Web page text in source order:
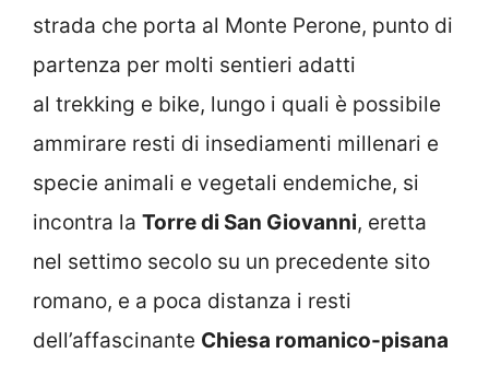
strada che porta al Monte Perone, punto di
partenza per molti sentieri adatti
al trekking e bike, lungo i quali è possibile
ammirare resti di insediamenti millenari e
specie animali e vegetali endemiche, si
incontra la Torre di San Giovanni, eretta
nel settimo secolo su un precedente sito
romano, e a poca distanza i resti
dell’affascinante Chiesa romanico-pisana